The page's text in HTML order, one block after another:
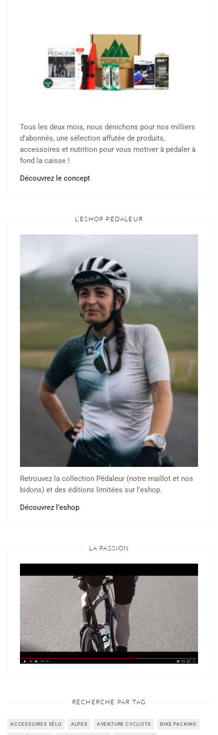
Tous les deux mois, nous dénichons pour nos milliers
d’abonnés, une sélection affutée de produits,
accessoires et nutrition pour vous motiver à pédaler à
fond la caisse !
Découvrez le concept
L’ESHOP PÉDALEUR
Retrouvez la collection Pédaleur (notre maillot et nos
bidons) et des éditions limitées sur l’eshop.
Découvrez l’eshop
LA PASSION
RECHERCHE PAR TAG
ACCESSOIRES VÉLO ALPES AVENTURE CYCLISTE BIKE PACKING